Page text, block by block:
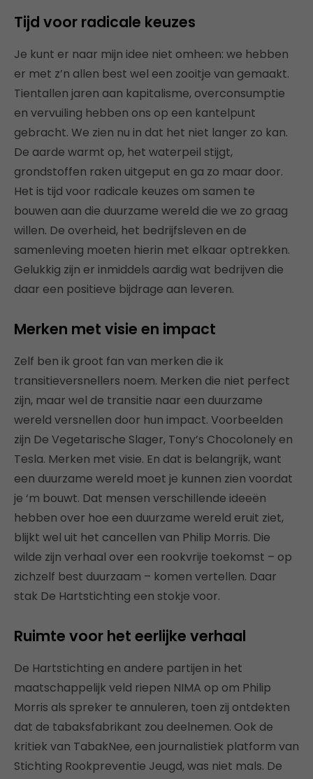
Tijd voor radicale keuzes
Je kunt er naar mijn idee niet omheen: we hebben
er met z’n allen best wel een zooitje van gemaakt.
Tientallen jaren aan kapitalisme, overconsumptie
en vervuiling hebben ons op een kantelpunt
gebracht. We zien nu in dat het niet langer zo kan.
De aarde warmt op, het waterpeil stijgt,
grondstoffen raken uitgeput en ga zo maar door.
Het is tijd voor radicale keuzes om samen te
bouwen aan die duurzame wereld die we zo graag
willen. De overheid, het bedrijfsleven en de
samenleving moeten hierin met elkaar optrekken.
Gelukkig zijn er inmiddels aardig wat bedrijven die
daar een positieve bijdrage aan leveren.
Merken met visie en impact
Zelf ben ik groot fan van merken die ik
transitieversnellers noem. Merken die niet perfect
zijn, maar wel de transitie naar een duurzame
wereld versnellen door hun impact. Voorbeelden
zijn De Vegetarische Slager, Tony’s Chocolonely en
Tesla. Merken met visie. En dat is belangrijk, want
een duurzame wereld moet je kunnen zien voordat
je ‘m bouwt. Dat mensen verschillende ideeën
hebben over hoe een duurzame wereld eruit ziet,
blijkt wel uit het cancellen van Philip Morris. Die
wilde zijn verhaal over een rookvrije toekomst – op
zichzelf best duurzaam – komen vertellen. Daar
stak De Hartstichting een stokje voor.
Ruimte voor het eerlijke verhaal
De Hartstichting en andere partijen in het
maatschappelijk veld riepen NIMA op om Philip
Morris als spreker te annuleren, toen zij ontdekten
dat de tabaksfabrikant zou deelnemen. Ook de
kritiek van TabakNee, een journalistiek platform van
Stichting Rookpreventie Jeugd, was niet mals. De